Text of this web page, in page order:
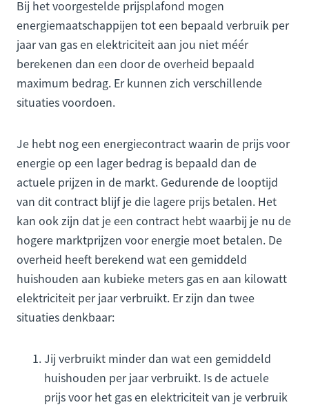
Bij het voorgestelde prijsplafond mogen
energiemaatschappijen tot een bepaald verbruik per
jaar van gas en elektriciteit aan jou niet méér
berekenen dan een door de overheid bepaald
maximum bedrag. Er kunnen zich verschillende
situaties voordoen.
Je hebt nog een energiecontract waarin de prijs voor
energie op een lager bedrag is bepaald dan de
actuele prijzen in de markt. Gedurende de looptijd
van dit contract blijf je die lagere prijs betalen. Het
kan ook zijn dat je een contract hebt waarbij je nu de
hogere marktprijzen voor energie moet betalen. De
overheid heeft berekend wat een gemiddeld
huishouden aan kubieke meters gas en aan kilowatt
elektriciteit per jaar verbruikt. Er zijn dan twee
situaties denkbaar:
Jij verbruikt minder dan wat een gemiddeld
huishouden per jaar verbruikt. Is de actuele
prijs voor het gas en elektriciteit van je verbruik